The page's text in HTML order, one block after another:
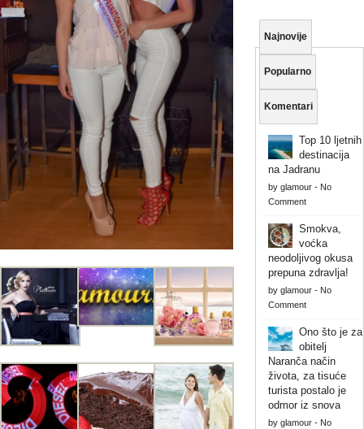
Najnovije
Popularno
Komentari
Top 10 ljetnih
destinacija
na Jadranu
by glamour- No
Comment
Smokva,
voćka
neodoljivog okusa
prepuna zdravlja!
by glamour- No
Comment
Ono što je za
obitelj
Naranča način
života, za tisuće
turista postalo je
odmor iz snova
by glamour- No